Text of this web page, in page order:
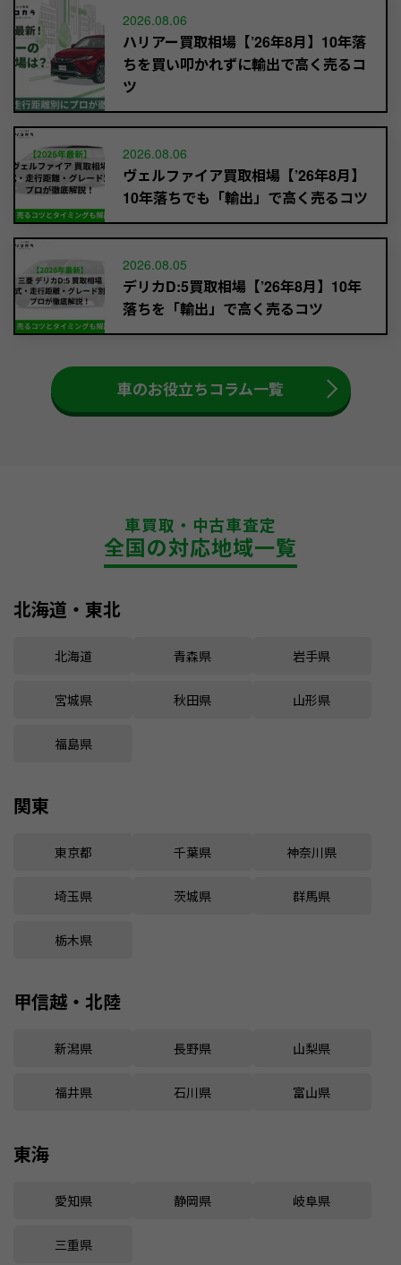
2026.08.06
ハリアー買取相場【’26年8月】10年落
ちを買い叩かれずに輸出で高く売るコ
ツ
2026.08.06
ヴェルファイア買取相場【’26年8月】
10年落ちでも「輸出」で高く売るコツ
2026.08.05
デリカD:5買取相場【’26年8月】10年
落ちを「輸出」で高く売るコツ
車のお役立ちコラム一覧
車買取・中古車査定
全国の対応地域一覧
北海道・東北
北海道 青森県 岩手県
宮城県 秋田県 山形県
福島県
関東
東京都 千葉県 神奈川県
埼玉県 茨城県 群馬県
栃木県
甲信越・北陸
新潟県 長野県 山梨県
福井県 石川県 富山県
東海
愛知県 静岡県 岐阜県
三重県